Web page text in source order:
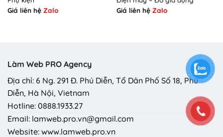
Giá liên hệ Zalo
Giá liên hệ Zalo
Làm Web PRO Agency
Địa chỉ: 6 Ng. 291 Đ. Phú Diễn, Tổ Dân Phố Số 18, Phú
Diễn, Hà Nội, Vietnam
Hotline: 0888.1933.27
Email: lamweb.pro.vn@gmail.com
Website: www.lamweb.pro.vn